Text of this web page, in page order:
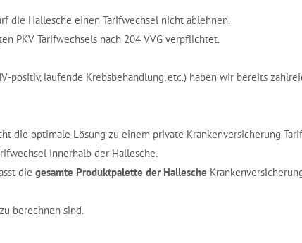
die Hallesche einen Tarifwechsel nicht ablehnen.
PKV Tarifwechsels nach 204 VVG verpflichtet.
positiv, laufende Krebsbehandlung, etc.) haben wir bereits
die optimale Lösung zu einem private Krankenversicherung
innerhalb der Hallesche.
die gesamte Produktpalette der Hallesche
berechnen sind.